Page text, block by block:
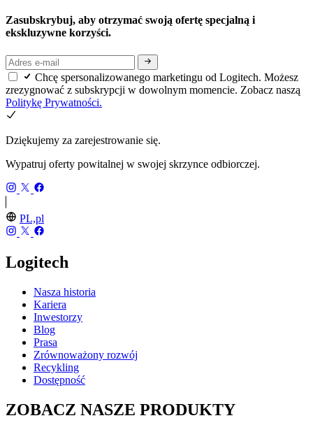
Zasubskrybuj, aby otrzymać swoją ofertę specjalną i
ekskluzywne korzyści.
Chcę spersonalizowanego marketingu od Logitech. Możesz
zrezygnować z subskrypcji w dowolnym momencie. Zobacz naszą
Politykę Prywatności.
Dziękujemy za zarejestrowanie się.
Wypatruj oferty powitalnej w swojej skrzynce odbiorczej.
PL,pl
Logitech
Nasza historia
Kariera
Inwestorzy
Blog
Prasa
Zrównoważony rozwój
Recykling
Dostępność
ZOBACZ NASZE PRODUKTY